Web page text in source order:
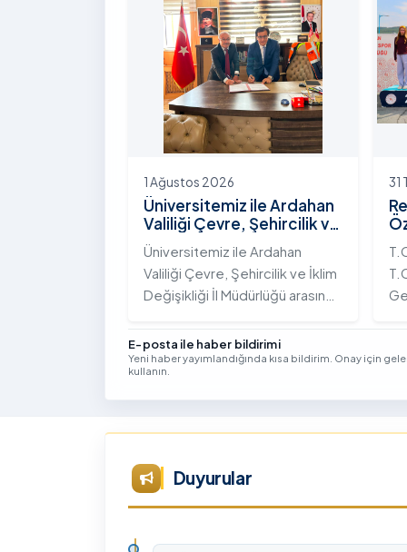
Yolunda Bilim Diplomasisi:
Akademi Lansmanı” programına
katıldı.
1 Ağustos 2026
Üniversitemiz ile Ardahan
Valiliği Çevre, Şehircilik ve
İklim Değişikliği İl
Müdürlüğü Arasında İş
Birliği Protokolü İmzalandı
Üniversitemiz ile Ardahan
Valiliği Çevre, Şehircilik ve İklim
Değişikliği İl Müdürlüğü arasında
güçlendirmek amacıyla
stratejik bir protokole imza
31
E-posta ile haber bildirimi
Yeni haber yayımlandığında kısa bildirim. Onay için
kullanın.
Duyurular